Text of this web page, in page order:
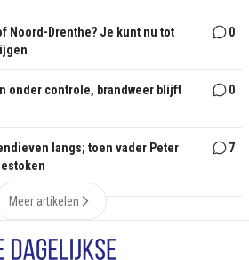
Noord-Drenthe? Je kunt nu tot
0
onder controle, brandweer blijft
0
langs; toen vader Peter
7
Meer artikelen